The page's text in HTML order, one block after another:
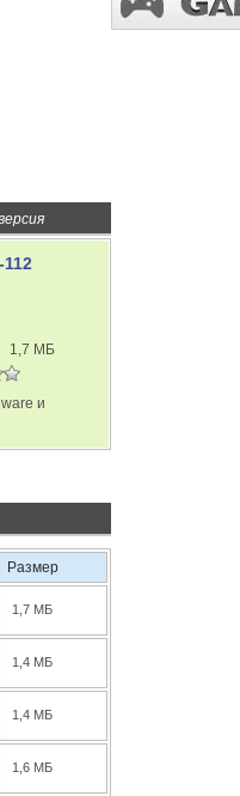
1,7 МБ
и
Размер
1,7 МБ
1,4 МБ
1,4 МБ
1,6 МБ